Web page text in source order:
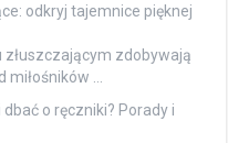
odkryj tajemnice pięknej
złuszczającym zdobywają
…
o ręczniki? Porady i